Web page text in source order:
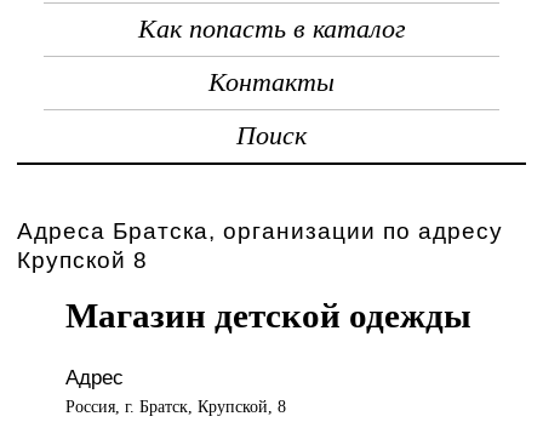
Как попасть в каталог
Контакты
Поиск
Адреса Братска, организации по адресу
Крупской 8
Магазин детской одежды
Адрес
Россия, г. Братск, Крупской, 8